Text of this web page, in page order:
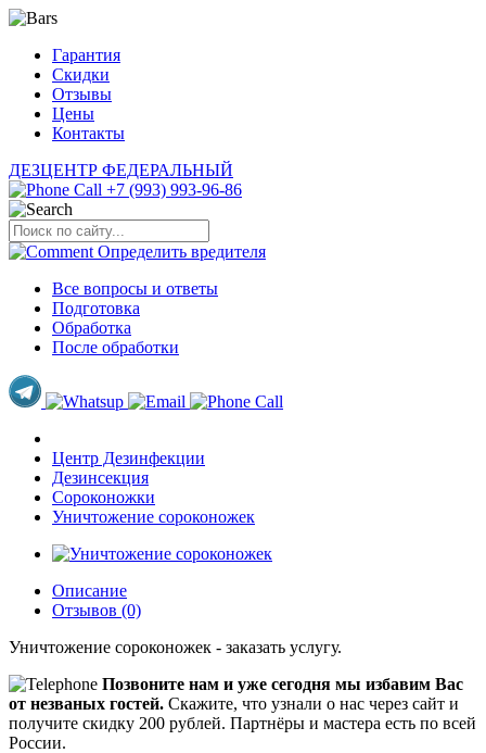
Гарантия
Скидки
Отзывы
Цены
Контакты
ДЕЗЦЕНТР ФЕДЕРАЛЬНЫЙ
+7 (993) 993-96-86
Определить вредителя
Все вопросы и ответы
Подготовка
Обработка
После обработки
Центр Дезинфекции
Дезинсекция
Сороконожки
Уничтожение сороконожек
Описание
Отзывов (0)
Уничтожение сороконожек - заказать услугу.
Позвоните нам и уже сегодня мы избавим Вас
от незваных гостей. Скажите, что узнали о нас через сайт и
получите скидку 200 рублей. Партнёры и мастера есть по всей
России.